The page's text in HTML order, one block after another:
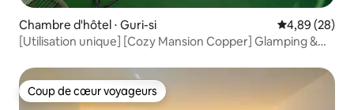
Chambre d'hôtel ⋅ Guri-si Évaluation
4,89 (28)
[Utilisation unique] [Cozy Mansion Copper] Glamping &
Coup de cœur voyageurs
Coup de cœur voyageurs